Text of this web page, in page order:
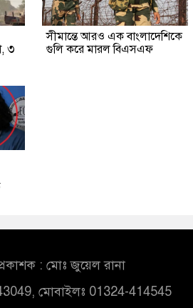
৩
সীমান্তে আরও এক বাংলাদেশিকে
গুলি করে মারল বিএসএফ
: মোঃ জুয়েল রানা
মোবাইলঃ 01324-414545